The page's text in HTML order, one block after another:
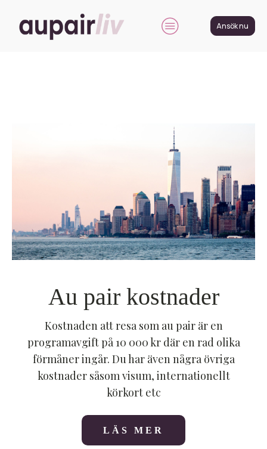
Ansök nu
Au pair kostnader
Kostnaden att resa som au pair är en
programavgift på 10 000 kr där en rad olika
förmåner ingår. Du har även några övriga
kostnader såsom visum, internationellt
körkort etc
LÄS MER